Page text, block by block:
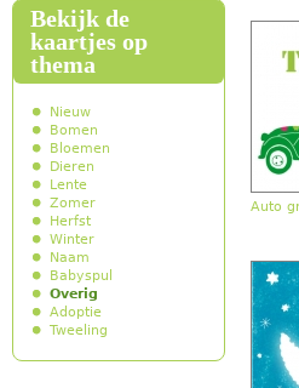
Auto
Bekijk de
kaartjes op
thema
Nieuw
Bomen
Bloemen
Dieren
Lente
Zomer
Herfst
Winter
Naam
Babyspul
Overig
Adoptie
Tweeling